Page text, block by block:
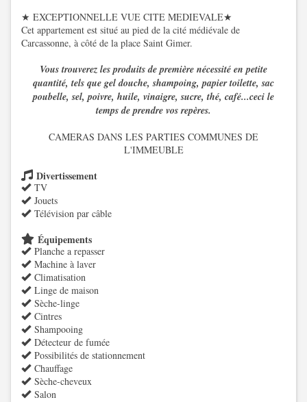
★ EXCEPTIONNELLE VUE CITE MEDIEVALE★
Cet appartement est situé au pied de la cité médiévale de
Carcassonne, à côté de la place Saint Gimer.
Vous trouverez les produits de première nécessité en petite
quantité, tels que gel douche, shampoing, papier toilette, sac
poubelle, sel, poivre, huile, vinaigre, sucre, thé, café...ceci le
temps de prendre vos repères.
CAMERAS DANS LES PARTIES COMMUNES DE
L'IMMEUBLE
Divertissement
TV
Jouets
Télévision par câble
Équipements
Planche a repasser
Machine à laver
Climatisation
Linge de maison
Sèche-linge
Cintres
Shampooing
Détecteur de fumée
Possibilités de stationnement
Chauffage
Sèche-cheveux
Salon